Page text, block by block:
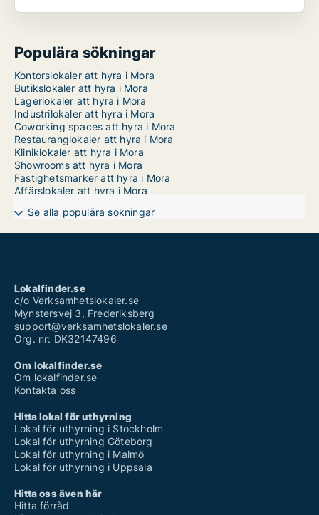
Populära sökningar
Kontorslokaler att hyra i Mora
Butikslokaler att hyra i Mora
Lagerlokaler att hyra i Mora
Industrilokaler att hyra i Mora
Coworking spaces att hyra i Mora
Restauranglokaler att hyra i Mora
Kliniklokaler att hyra i Mora
Showrooms att hyra i Mora
Fastighetsmarker att hyra i Mora
Affärslokaler att hyra i Mora
Se alla populära sökningar
Lokalfinder.se
c/o Verksamhetslokaler.se
Mynstersvej 3, Frederiksberg
support@verksamhetslokaler.se
Org. nr: DK32147496
Om lokalfinder.se
Om lokalfinder.se
Kontakta oss
Hitta lokal för uthyrning
Lokal för uthyrning i Stockholm
Lokal för uthyrning Göteborg
Lokal för uthyrning i Malmö
Lokal för uthyrning i Uppsala
Hitta oss även här
Hitta förråd